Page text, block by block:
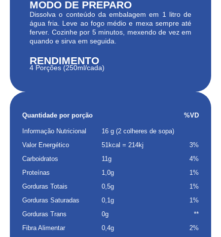
MODO DE PREPARO
Dissolva o conteúdo da embalagem em 1 litro de
água fria. Leve ao fogo médio e mexa sempre até
ferver. Cozinhe por 5 minutos, mexendo de vez em
quando e sirva em seguida.
RENDIMENTO
4 Porções (250ml/cada)
Quantidade por porção %VD
Informação Nutricional
16 g (2 colheres de sopa)
Valor Energético
51kcal = 214kj
3%
Carboidratos
11g
4%
Proteínas
1,0g
1%
Gorduras Totais
0,5g
1%
Gorduras Saturadas
0,1g
1%
Gorduras Trans
0g
**
Fibra Alimentar
0,4g
2%